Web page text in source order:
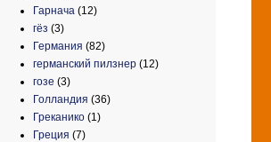
Гарнача (12)
гёз (3)
Германия (82)
германский пилзнер (12)
гозе (3)
Голландия (36)
Греканико (1)
Греция (7)